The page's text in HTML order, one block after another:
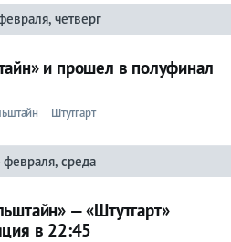
четверг
и прошел в полуфинал
Штутгарт
февраля, среда
— «Штутгарт»
в 22:45